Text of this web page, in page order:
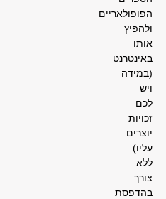
הפופולאריים
ולהפיץ
אותו
באינטרנט
(במידה
ויש
לכם
זכויות
יוצרים
עליו)
ללא
צורך
בהדפסת